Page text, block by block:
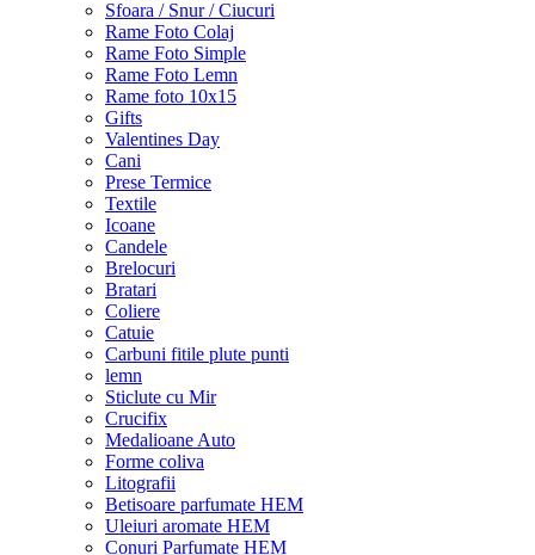
Sfoara / Snur / Ciucuri
Rame Foto Colaj
Rame Foto Simple
Rame Foto Lemn
Rame foto 10x15
Gifts
Valentines Day
Cani
Prese Termice
Textile
Icoane
Candele
Brelocuri
Bratari
Coliere
Catuie
Carbuni fitile plute punti
lemn
Sticlute cu Mir
Crucifix
Medalioane Auto
Forme coliva
Litografii
Betisoare parfumate HEM
Uleiuri aromate HEM
Conuri Parfumate HEM